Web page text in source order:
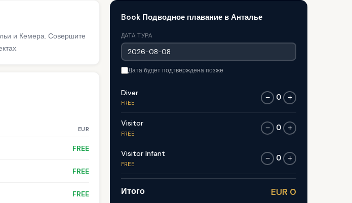
и Кемера. Совершите
EUR
FREE
FREE
FREE
Book Подводное плавание в Анталье
ДАТА ТУРА
Дата будет подтверждена позже
Diver
FREE
− 0 +
Visitor
FREE
− 0 +
Visitor Infant
FREE
− 0 +
Итого EUR 0